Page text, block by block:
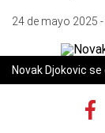
24 de mayo 2025
Novak Djokovic